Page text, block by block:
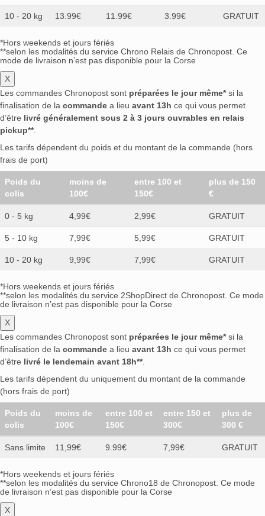
10 - 20 kg 13.99€ 11.99€ 3.99€ GRATUIT
*Hors weekends et jours fériés
**selon les modalités du service Chrono Relais de Chronopost. Ce
mode de livraison n’est pas disponible pour la Corse
X
Les commandes Chronopost sont préparées le jour même*si la
finalisation de la commande a lieu avant 13h ce qui vous permet
d’être livré généralement sous 2 à 3 jours ouvrables en relais
pickup**.
Les tarifs dépendent du poids et du montant de la commande (hors
frais de port)
Poids du
colis
moins de
100€
entre 100 et
150€
plus de 150
€
0 - 5 kg 4,99€ 2,99€ GRATUIT
5 - 10 kg 7,99€ 5,99€ GRATUIT
10 - 20 kg 9,99€ 7,99€ GRATUIT
*Hors weekends et jours fériés
**selon les modalités du service 2ShopDirect de Chronopost. Ce mode
de livraison n’est pas disponible pour la Corse
X
Les commandes Chronopost sont préparées le jour même*si la
finalisation de la commande a lieu avant 13h ce qui vous permet
d’être livré le lendemain avant 18h**.
Les tarifs dépendent du uniquement du montant de la commande
(hors frais de port)
Poids du
colis
moins de
100€
entre 100 et
150€
entre 150 et
300€
plus de
300 €
Sans limite 11,99€ 9.99€ 7,99€ GRATUIT
*Hors weekends et jours fériés
**selon les modalités du service Chrono18 de Chronopost. Ce mode
de livraison n’est pas disponible pour la Corse
X